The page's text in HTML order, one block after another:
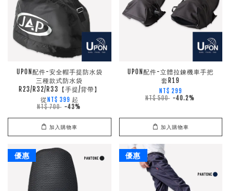
UPON配件-安全帽手提防水袋
三種款式防水袋
R23/R32/R33【手提/背帶】
從 NT$ 399 起
NT$ 700 -43%
加入購物車
UPON配件-立體拉鍊機車手把
套R19
NT$ 299
NT$ 500 -40.2%
加入購物車
優惠 優惠